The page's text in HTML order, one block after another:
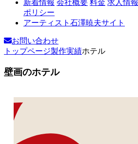
新着情報 会社概要 料金 求人情報
ポリシー
アーティスト石澤暁夫サイト
お問い合わせ
トップページ製作実績ホテル
壁画のホテル